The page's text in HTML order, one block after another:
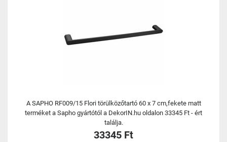
A SAPHO RF009/15 Flori törülközőtartó 60 x 7 cm,fekete matt
terméket a Sapho gyártótól a DekorIN.hu oldalon 33345 Ft - ért
találja.
33345 Ft